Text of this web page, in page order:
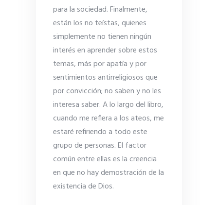
para la sociedad. Finalmente,
están los no teístas, quienes
simplemente no tienen ningún
interés en aprender sobre estos
temas, más por apatía y por
sentimientos antirreligiosos que
por convicción; no saben y no les
interesa saber. A lo largo del libro,
cuando me refiera a los ateos, me
estaré refiriendo a todo este
grupo de personas. El factor
común entre ellas es la creencia
en que no hay demostración de la
existencia de Dios.